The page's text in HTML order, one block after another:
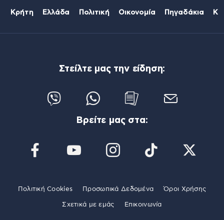
Κρήτη Ελλάδα Πολιτική Οικονομία Πηγαδάκια
Στείλτε μας την είδηση:
Βρείτε μας στα:
Πολιτική Cookies Προσωπικά Δεδομένα Όροι Χρήσης
Σχετικά με εμάς Επικοινωνία